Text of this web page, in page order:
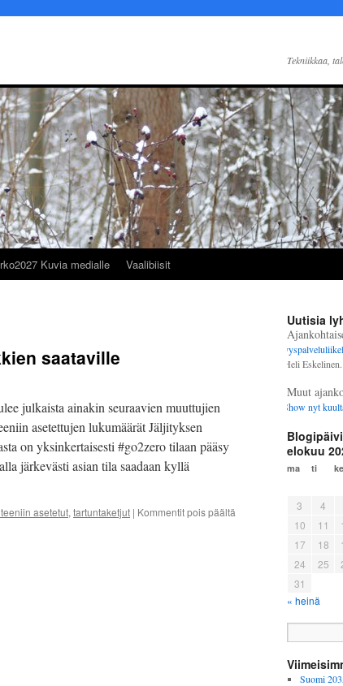
Tekniikkaa,
Kuvia medialle Vaalibiisit
saataville
julkaista ainakin seuraavien muuttujien
asetettujen lukumäärät Jäljityksen
on yksinkertaisesti #go2zero tilaan pääsy
järkevästi asian tila saadaan kyllä
asetetut, tartuntaketjut | Kommentit pois päältä
Tartuntaketjujäljityksen
Uutisia
jäsenenenämme toimii Heli Eskelinen.
Muut
Marko Ekqvist – Talk Show nyt
elokuu
ma ti ke
3
4
10
11
17
18
24
25
31
« heinä
Suomi